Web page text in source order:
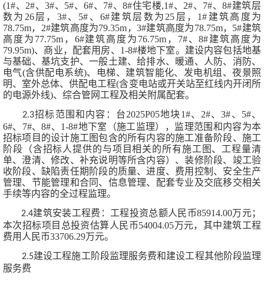
(1#、2#、3#、5#、6#、7#、8#住宅楼,1#、2#、7#、8#建筑层
数为26层，3#、5#、6#建筑层数为25层，1#建筑高度为
78.75m，2#建筑高度为79.35m，3#建筑高度为78.75m，5#建筑
高度为77.75m，6#建筑高度为76.75m，7#、8#建筑高度为
79.95m)、商业，配套用房、1-8#楼地下室。 建设内容包括地基
与基础、基坑支护、一般土建、给排水、暖通、人防、消防、
电气(含供配电系统)、电梯、建筑智能化、发电机组、夜景照
明、室外总体、供配电工程(含变电站或开关站至红线内开闭所
的电源外线)、综合管网工程及相关附属配套。
2.3招标范围和内容： 台2025P05地块1#、2#、3#、5#、
6#、7#、8#、 1-8#地下室（施工监理） ，监理范围和内容为本
招标项目的设计施工图包含的所有内容的施工准备阶段、施工
阶段（含招标人提供的与项目相关的所有施工图、工程量清
单、澄清、修改、补充说明等所含内容）、装修阶段、竣工验
收阶段、缺陷责任期阶段的质量、进度、费用控制、安全生产
管理、节能管理和合同、信息管理、配套专业及交底移交相关
手续等内容的全过程监理。
2.4建筑安装工程费： 工程投资总额人民币85914.00万元；
本次招标项目总投资估算人民币54004.05万元，其中建筑工程
费用人民币33706.29万元。
2.5建设工程施工阶段监理服务费和建设工程其他阶段监理
服务费